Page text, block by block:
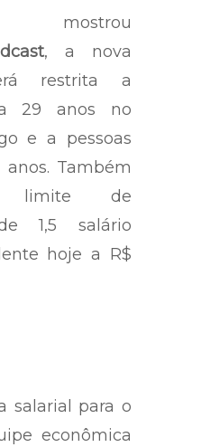
, a nova
restrita a
29 anos no
e a pessoas
Também
limite de
1,5 salário
hoje a R$
salarial para o
econômica